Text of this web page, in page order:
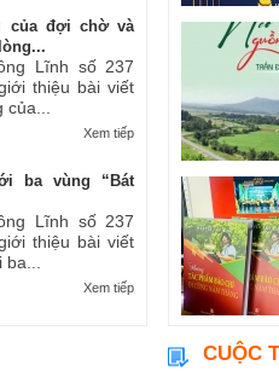
của đợi chờ và
Lĩnh số 237
thiệu bài viết
của...
Xem tiếp
ba vùng “Bát
Lĩnh số 237
thiệu bài viết
ba...
Xem tiếp
CUỘC